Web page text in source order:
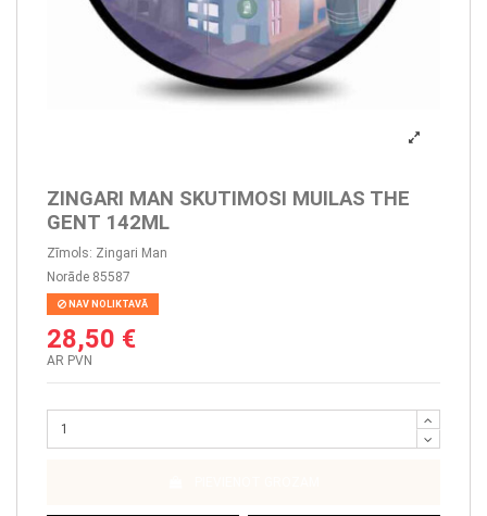
ZINGARI MAN SKUTIMOSI MUILAS THE
GENT 142ML
Zīmols: Zingari Man
Norāde 85587
NAV NOLIKTAVĀ
28,50 €
AR PVN